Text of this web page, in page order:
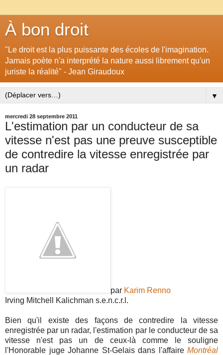
À bon droit
"Le droit est la plus puissante des écoles de l'imagination.
Jamais poète n'a interprété la nature aussi librement qu'un
juriste la réalité" - Jean Giraudoux
▼
mercredi 28 septembre 2011
L'estimation par un conducteur de sa
vitesse n'est pas une preuve susceptible
de contredire la vitesse enregistrée par
un radar
par Karim Renno
Irving Mitchell Kalichman s.e.n.c.r.l.
Bien qu'il existe des façons de contredire la vitesse
enregistrée par un radar, l'estimation par le conducteur de sa
vitesse n'est pas un de ceux-là comme le souligne
l'Honorable juge Johanne St-Gelais dans l'affaire Montréal